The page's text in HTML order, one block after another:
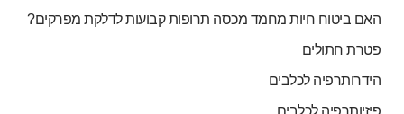
האם ביטוח חיות מחמד מכסה תרופות קבועות לדלקת מפרקים?
פטרת חתולים
הידרותרפיה לכלבים
פיזיותרפיה לכלבים